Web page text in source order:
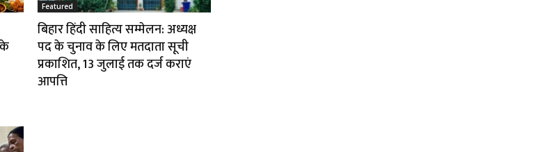
Featured
बिहार हिंदी साहित्य सम्मेलन: अध्यक्ष
पद के चुनाव के लिए मतदाता सूची
प्रकाशित, 13 जुलाई तक दर्ज कराएं
आपत्ति